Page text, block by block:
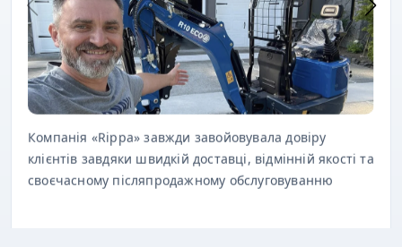
Компанія «Rippa» завжди завойовувала довіру
клієнтів завдяки швидкій доставці, відмінній якості та
своєчасному післяпродажному обслуговуванню